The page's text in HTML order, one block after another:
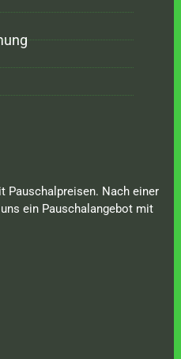
Pauschalpreisen. Nach einer
ein Pauschalangebot mit